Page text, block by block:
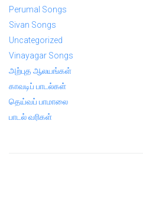
Perumal Songs
Sivan Songs
Uncategorized
Vinayagar Songs
அற்புத ஆலயங்கள்
காவடிப் பாடல்கள்
தெய்வப் பாமாலை
பாடல் வரிகள்